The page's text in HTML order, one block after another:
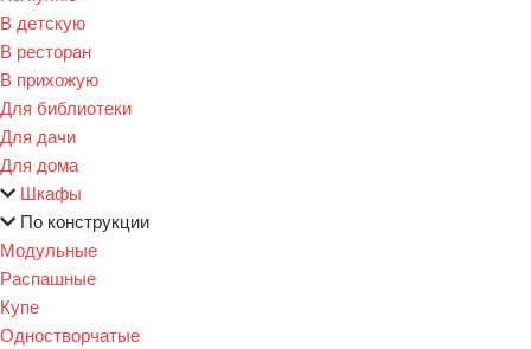
В детскую
В ресторан
В прихожую
Для библиотеки
Для дачи
Для дома
Шкафы
По конструкции
Модульные
Распашные
Купе
Одностворчатые